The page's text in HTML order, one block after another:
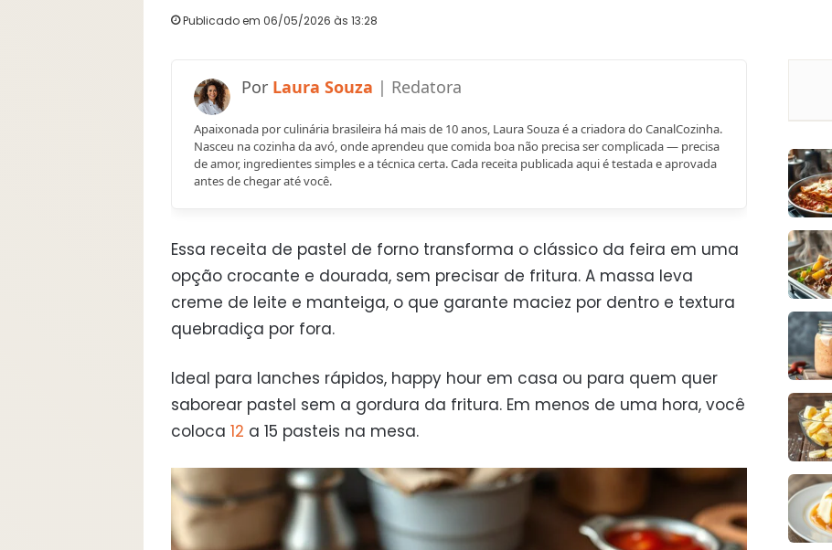
Publicado em 06/05/2026 às 13:28
Laura Souza
Apaixonada por culinária brasileira há mais de 10 anos, Laura Souza é a criadora do CanalCozinha.
Nasceu na cozinha da avó, onde aprendeu que comida boa não precisa ser complicada — precisa
de amor, ingredientes simples e a técnica certa. Cada receita publicada aqui é testada e aprovada
antes de chegar até você.
Essa receita de pastel de forno transforma o clássico da feira em uma
opção crocante e dourada, sem precisar de fritura. A massa leva
creme de leite e manteiga, o que garante maciez por dentro e textura
quebradiça por fora.
Ideal para lanches rápidos, happy hour em casa ou para quem quer
saborear pastel sem a gordura da fritura. Em menos de uma hora, você
coloca 12 a 15 pasteis na mesa.